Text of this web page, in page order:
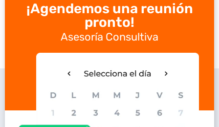
¡Agendemos una reunión
pronto!
Asesoría Consultiva